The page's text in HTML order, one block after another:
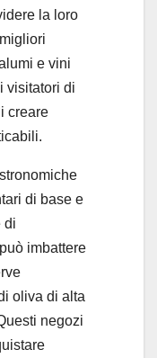
la loro
e vini
visitatori di
creare
di base e
di
imbattere
oliva di alta
negozi